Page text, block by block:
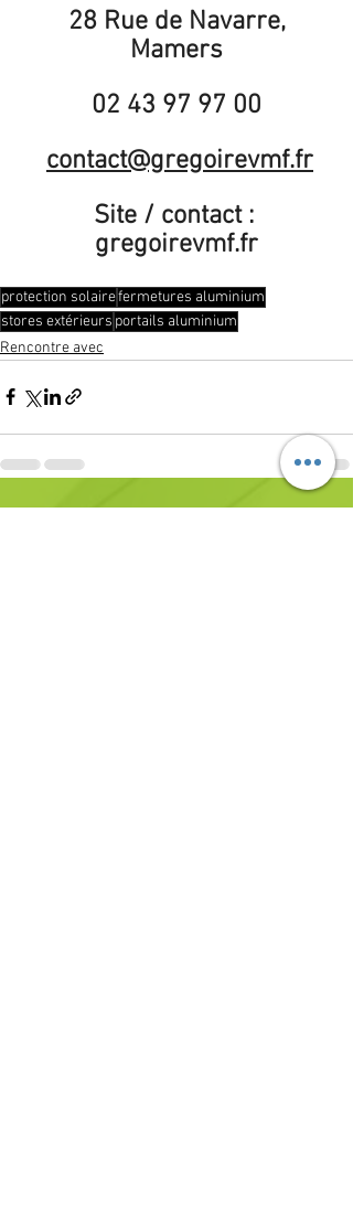
Mamers
02 43 97 97 00
contact@gregoirevmf.fr
Site / contact :
gregoirevmf.fr
protection solairefermetures aluminium
stores extérieurs portails aluminium
Rencontre avec